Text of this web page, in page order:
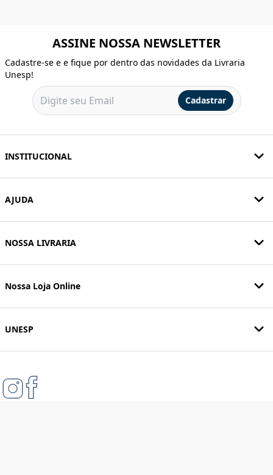
ASSINE NOSSA NEWSLETTER
Cadastre-se e e fique por dentro das novidades da Livraria
Unesp!
Cadastrar
INSTITUCIONAL
AJUDA
NOSSA LIVRARIA
Nossa Loja Online
UNESP